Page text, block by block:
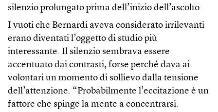
silenzio prolungato prima dell’inizio dell’ascolto.
I vuoti che Bernardi aveva considerato irrilevanti
erano diventati l’oggetto di studio più
interessante. Il silenzio sembrava essere
accentuato dai contrasti, forse perché dava ai
volontari un momento di sollievo dalla tensione
dell’attenzione. “Probabilmente l’eccitazione è un
fattore che spinge la mente a concentrarsi.